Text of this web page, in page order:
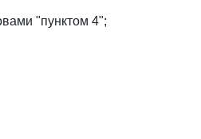
"пунктом 4";